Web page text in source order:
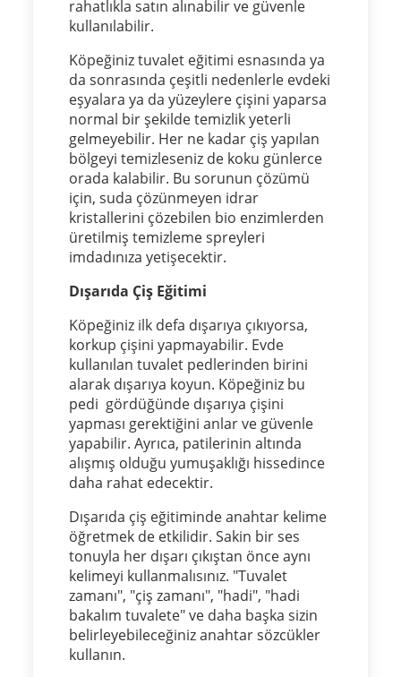
rahatlıkla satın alınabilir ve güvenle
kullanılabilir.
Köpeğiniz tuvalet eğitimi esnasında ya
da sonrasında çeşitli nedenlerle evdeki
eşyalara ya da yüzeylere çişini yaparsa
normal bir şekilde temizlik yeterli
gelmeyebilir. Her ne kadar çiş yapılan
bölgeyi temizleseniz de koku günlerce
orada kalabilir. Bu sorunun çözümü
için, suda çözünmeyen idrar
kristallerini çözebilen bio enzimlerden
üretilmiş temizleme spreyleri
imdadınıza yetişecektir.
Dışarıda Çiş Eğitimi
Köpeğiniz ilk defa dışarıya çıkıyorsa,
korkup çişini yapmayabilir. Evde
kullanılan tuvalet pedlerinden birini
alarak dışarıya koyun. Köpeğiniz bu
pedi gördüğünde dışarıya çişini
yapması gerektiğini anlar ve güvenle
yapabilir. Ayrıca, patilerinin altında
alışmış olduğu yumuşaklığı hissedince
daha rahat edecektir.
Dışarıda çiş eğitiminde anahtar kelime
öğretmek de etkilidir. Sakin bir ses
tonuyla her dışarı çıkıştan önce aynı
kelimeyi kullanmalısınız. "Tuvalet
zamanı", "çiş zamanı", "hadi", "hadi
bakalım tuvalete" ve daha başka sizin
belirleyebileceğiniz anahtar sözcükler
kullanın.